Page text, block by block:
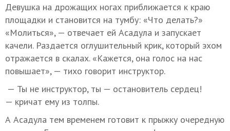
Девушка на дрожащих ногах приближается к краю
площадки и становится на тумбу: «Что делать?»
«Молиться», — отвечает ей Асадула и запускает
качели. Раздается оглушительный крик, который эхом
отражается в скалах. «Кажется, она голос на нас
повышает», — тихо говорит инструктор.
— Ты не инструктор, ты — остановитель сердец!
— кричат ему из толпы.
А Асадула тем временем готовит к прыжку очередную